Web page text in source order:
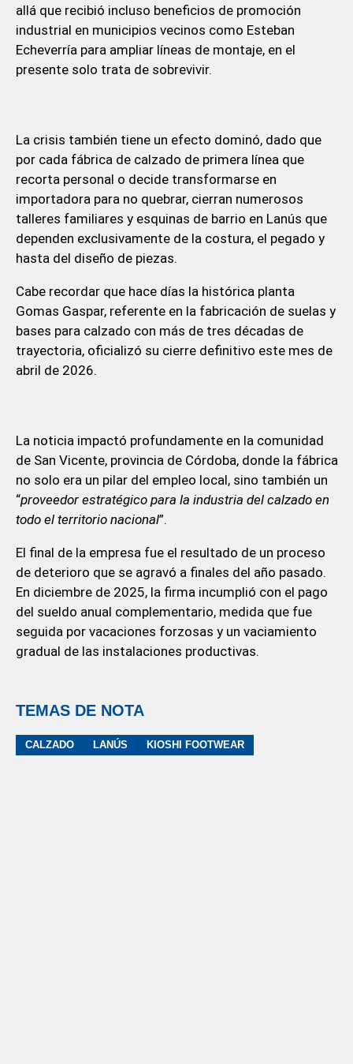
allá que recibió incluso beneficios de promoción
industrial en municipios vecinos como Esteban
Echeverría para ampliar líneas de montaje, en el
presente solo trata de sobrevivir.
La crisis también tiene un efecto dominó, dado que
por cada fábrica de calzado de primera línea que
recorta personal o decide transformarse en
importadora para no quebrar, cierran numerosos
talleres familiares y esquinas de barrio en Lanús que
dependen exclusivamente de la costura, el pegado y
hasta del diseño de piezas.
Cabe recordar que hace días la histórica planta
Gomas Gaspar, referente en la fabricación de suelas y
bases para calzado con más de tres décadas de
trayectoria, oficializó su cierre definitivo este mes de
abril de 2026.
La noticia impactó profundamente en la comunidad
de San Vicente, provincia de Córdoba, donde la fábrica
no solo era un pilar del empleo local, sino también un
“proveedor estratégico para la industria del calzado en
todo el territorio nacional”.
El final de la empresa fue el resultado de un proceso
de deterioro que se agravó a finales del año pasado.
En diciembre de 2025, la firma incumplió con el pago
del sueldo anual complementario, medida que fue
seguida por vacaciones forzosas y un vaciamiento
gradual de las instalaciones productivas.
TEMAS DE NOTA
CALZADO LANÚS KIOSHI FOOTWEAR